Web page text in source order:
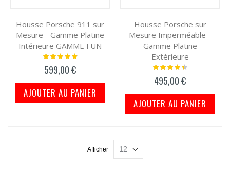
Housse Porsche 911 sur
Mesure - Gamme Platine
Intérieure GAMME FUN
Notation:
599,00 €
AJOUTER AU PANIER
Housse Porsche sur
Mesure Imperméable -
Gamme Platine
Extérieure
Notation:
495,00 €
AJOUTER AU PANIER
Afficher